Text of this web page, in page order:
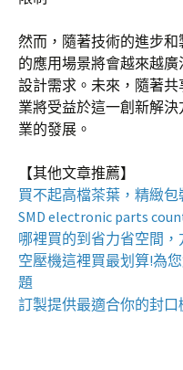
然而，隨著技術的進步
的應用場景將會越來越
設計需求。未來，隨著
業將受益於這一創新解
業的發展。
【其他文章推薦】
買不起高檔茶葉，精緻包
SMD electronic parts
哪裡買的到省力省空間，
空壓機這裡買最划算!為
題
訂製提供最適合你的封口